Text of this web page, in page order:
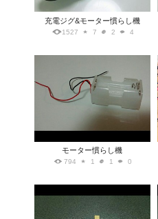
充電ジグ&モーター慣らし機
1527 7 2 4
モーター慣らし機
794 1 1 0